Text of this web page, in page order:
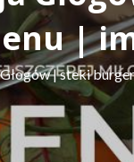
|
| steki